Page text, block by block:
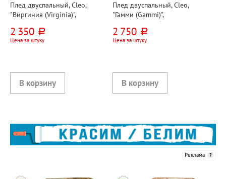
Плед двуспальный, Cleo,
"Виргиния (Virginia)",
велсофт
2 350 руб.
Цена за штуку
Плед двуспальный, Cleo,
"Гамми (Gammi)",
200см*180см, бежевый,
велсофт, 280г⁄м²
2 750 руб.
Цена за штуку
Реклама